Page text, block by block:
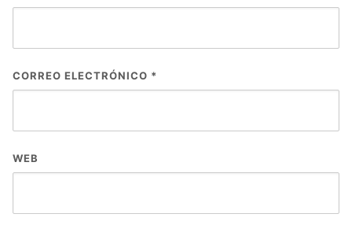
CORREO ELECTRÓNICO *
WEB